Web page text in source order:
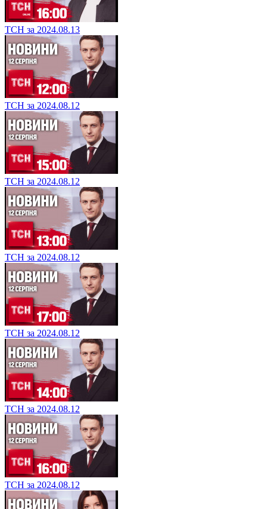
ТСН за 2024.08.13
ТСН за 2024.08.12
ТСН за 2024.08.12
ТСН за 2024.08.12
ТСН за 2024.08.12
ТСН за 2024.08.12
ТСН за 2024.08.12